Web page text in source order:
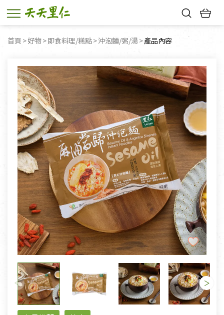
首頁 好物 即食料理/糕點 沖泡麵/粥/湯 目前頁面：
產品內容